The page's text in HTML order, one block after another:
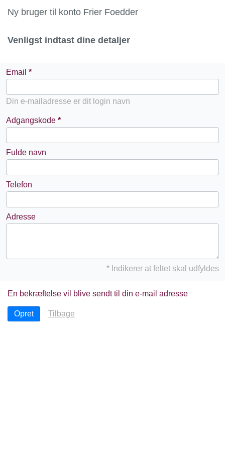
Ny bruger til konto Frier Foedder
Venligst indtast dine detaljer
Email
Din e-mailadresse er dit login navn
Adgangskode
Fulde navn
Telefon
Adresse
* Indikerer at feltet skal udfyldes
En bekræftelse vil blive sendt til din e-mail adresse
Tilbage